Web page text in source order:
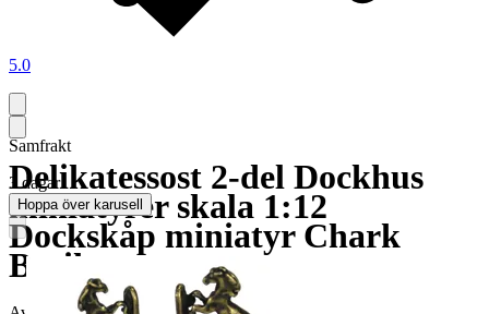
5.0
Delikatessost 2-del Dockhus
miniatyrer skala 1:12
Dockskåp miniatyr Chark
Butik
Samfrakt
3 dagar
Hoppa över karusell